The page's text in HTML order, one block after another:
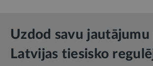
Uzdod savu jautājumu
Latvijas tiesisko